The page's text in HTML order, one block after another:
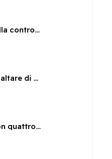
Stemma Leti nella controfacciata di San Pietro
Stemma Leti su altare di San Brunone
Crocifissione con quattro angeli attribuita allo Spagna